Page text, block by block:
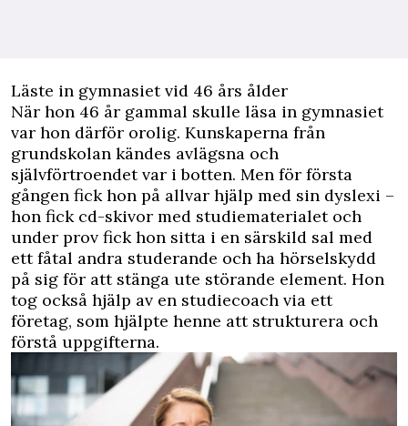
Läste in gymnasiet vid 46 års ålder
När hon 46 år gammal skulle läsa in gymnasiet
var hon därför orolig. Kunskaperna från
grundskolan kändes avlägsna och
självförtroendet var i botten. Men för första
gången fick hon på allvar hjälp med sin dyslexi –
hon fick cd-skivor med studiematerialet och
under prov fick hon sitta i en särskild sal med
ett fåtal andra studerande och ha hörselskydd
på sig för att stänga ute störande element. Hon
tog också hjälp av en studiecoach via ett
företag, som hjälpte henne att strukturera och
förstå uppgifterna.